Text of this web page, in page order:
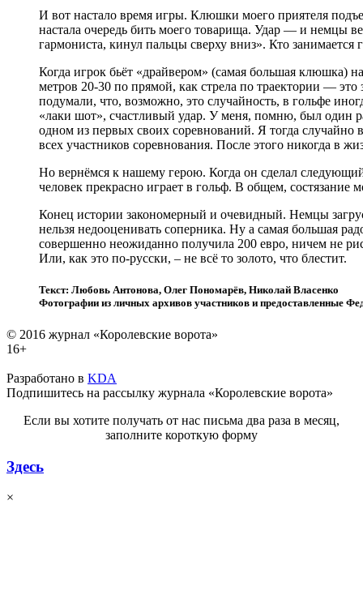
И вот настало время игры. Клюшки моего приятеля
настала очередь бить моего товарища. Удар — и немцы
гармониста, кинул пальцы сверху вниз». Кто занимается
Когда игрок бьёт «драйвером» (самая большая клюшка)
метров 20-30 по прямой, как стрела по траектории —
подумали, что, возможно, это случайность, в гольфе
«лаки шот», счастливый удар. У меня, помню, был один
одном из первых своих соревнований. Я тогда случайно
всех участников соревнования. После этого никогда в
Но вернёмся к нашему герою. Когда он сделал
человек прекрасно играет в гольф. В общем, состязание
Конец истории закономерный и очевидный. Немцы
нельзя недооценивать соперника. Ну а самая большая
совершенно неожиданно получила 200 евро, ничем не
Или, как это по-русски, – не всё то золото, что блестит.
Текст: Любовь Антонова, Олег Пономарёв, Николай Власенко
Фотографии из личных архивов участников и предоставленные
© 2016 журнал «Королевские ворота»
16+
Разработано в KDA
Подпишитесь на рассылку журнала «Королевские ворота»
Если вы хотите получать от нас письма два раза в месяц,
заполните короткую форму
Здесь
×